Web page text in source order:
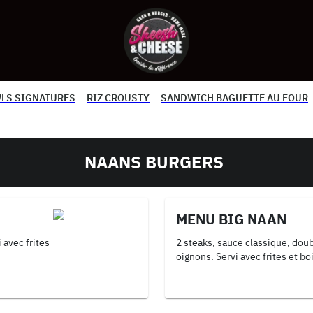
SIGNATURES RIZ CROUSTY SANDWICH BAGUETTE AU FOUR
NAANS BURGERS
avec frites
MENU BIG NAAN
2 steaks, sauce classique,
oignons. Servi avec frites et